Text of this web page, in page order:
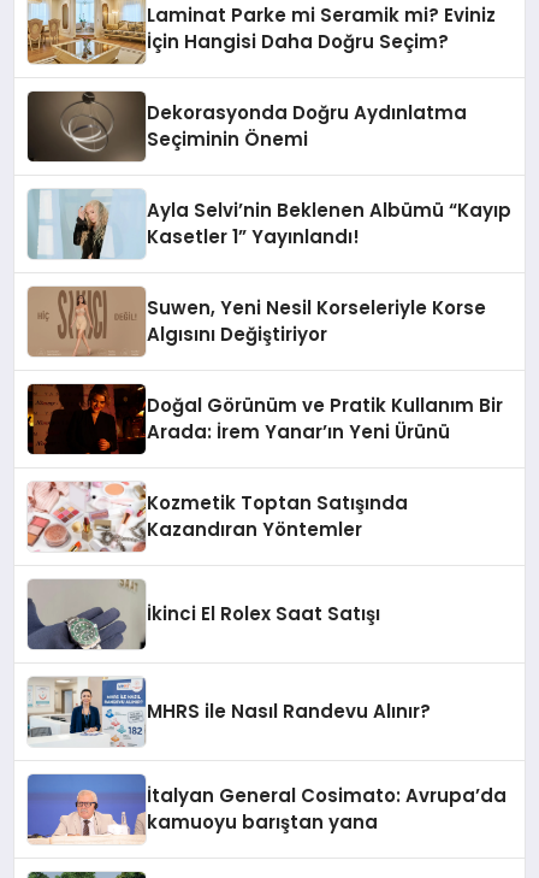
Laminat Parke mi Seramik mi? Eviniz
İçin Hangisi Daha Doğru Seçim?
Dekorasyonda Doğru Aydınlatma
Seçiminin Önemi
Ayla Selvi’nin Beklenen Albümü “Kayıp
Kasetler 1” Yayınlandı!
Suwen, Yeni Nesil Korseleriyle Korse
Algısını Değiştiriyor
Doğal Görünüm ve Pratik Kullanım Bir
Arada: İrem Yanar’ın Yeni Ürünü
Kozmetik Toptan Satışında
Kazandıran Yöntemler
İkinci El Rolex Saat Satışı
MHRS ile Nasıl Randevu Alınır?
İtalyan General Cosimato: Avrupa’da
kamuoyu barıştan yana